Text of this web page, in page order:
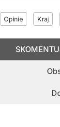
Opinie Kraj